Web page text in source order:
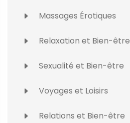
Massages Érotiques
Relaxation et Bien-être
Sexualité et Bien-être
Voyages et Loisirs
Relations et Bien-être